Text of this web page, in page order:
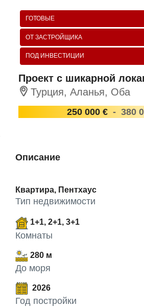
ГОТОВЫЕ
ОТ ЗАСТРОЙЩИКА
ПОД ИНВЕСТИЦИИ
Проект с шикарной
Турция, Аланья, Оба
250 000 € - 380
Описание
Квартира, Пентхаус
Тип недвижимости
1+1, 2+1, 3+1
Комнаты
280 м
До моря
2026
Год постройки